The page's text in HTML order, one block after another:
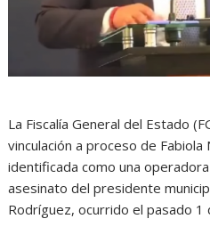
La Fiscalía General del Estado
vinculación a proceso de Fabiola
identificada como una
asesinato del presidente
Rodríguez, ocurrido el pasado 1